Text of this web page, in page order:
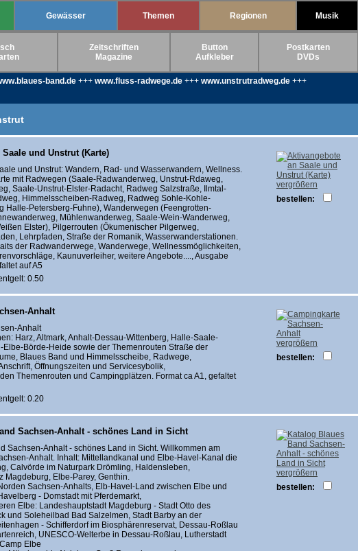
Gewässer Themen Regionen Musik
Zeitschriften
Magazine
Button
Aufkleber
Postkarten
DVDs
band.de+++ www.fluss-radwege.de+++ www.unstrutradweg.de+++
und Unstrut (Karte)
und Unstrut: Wandern, Rad- und Wasserwandern, Wellness.
mit Radwegen (Saale-Radwanderweg, Unstrut-Rdaweg,
Saale-Unstrut-Elster-Radacht, Radweg Salzstraße, Ilmtal-
Himmelsscheiben-Radweg, Radweg Sohle-Kohle-
Halle-Petersberg-Fuhne), Wanderwegen (Feengrotten-
Mühlenwanderweg, Saale-Wein-Wanderweg,
Elster), Pilgerrouten (Ökumenischer Pilgerweg,
Lehrpfaden, Straße der Romanik, Wasserwanderstationen.
der Radwanderwege, Wanderwege, Wellnessmöglichkeiten,
Kaunuverleiher, weitere Angebote...., Ausgabe
auf A5
0.50
vergrößern
bestellen:
Anhalt
Anhalt
Harz, Altmark, Anhalt-Dessau-Wittenberg, Halle-Saale-
Elbe-Börde-Heide sowie der Themenrouten Straße der
Blaues Band und Himmelsscheibe, Radwege,
Öffnungszeiten und Servicesybolik,
Themenrouten und Campingplätzen. Format ca A1, gefaltet
0.20
vergrößern
bestellen:
Sachsen-Anhalt - schönes Land in Sicht
Sachsen-Anhalt - schönes Land in Sicht. Willkommen am
Anhalt. Inhalt: Mittellandkanal und Elbe-Havel-Kanal die
Calvörde im Naturpark Drömling, Haldensleben,
Magdeburg, Elbe-Parey, Genthin.
Sachsen-Anhalts, Elb-Havel-Land zwischen Elbe und
- Domstadt mit Pferdemarkt,
Elbe: Landeshauptstadt Magdeburg - Stadt Otto des
und Soleheilbad Bad Salzelmen, Stadt Barby an der
- Schifferdorf im Biosphärenreservat, Dessau-Roßlau
UNESCO-Welterbe in Dessau-Roßlau, Lutherstadt
Elbe
vergrößern
bestellen: